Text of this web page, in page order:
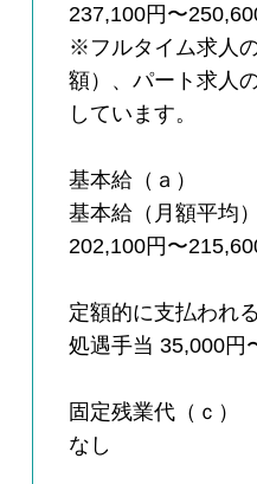
237,100円〜
※フルタイム求人
額）、パート求人
しています。
基本給（ａ）
基本給（月額平均
202,100円〜
定額的に支払われ
処遇手当 35,000円
固定残業代（ｃ）
なし